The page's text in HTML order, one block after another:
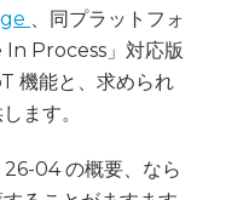
、同プラットフォ
Process」対応版
機能と、求められ
ます。
04 の概要、なら